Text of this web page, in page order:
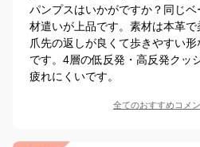
パンプスはいかがですか？同じ
材遣いが上品です。素材は本革で
爪先の返しが良くて歩きやすい
です。4層の低反発・高反発クッ
疲れにくいです。
全てのおすすめコメン